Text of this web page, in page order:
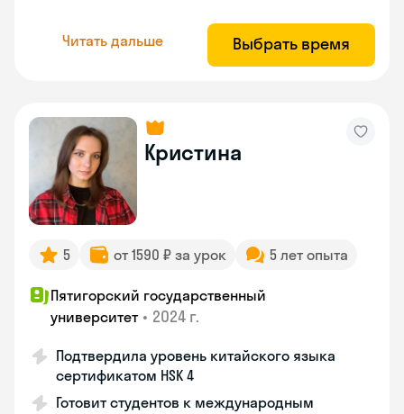
Читать дальше Выбрать время
Кристина
5 от 1590 ₽ за урок 5 лет опыта
Пятигорский государственный
университет • 2024 г.
Подтвердила уровень китайского языка
сертификатом HSK 4
Готовит студентов к международным